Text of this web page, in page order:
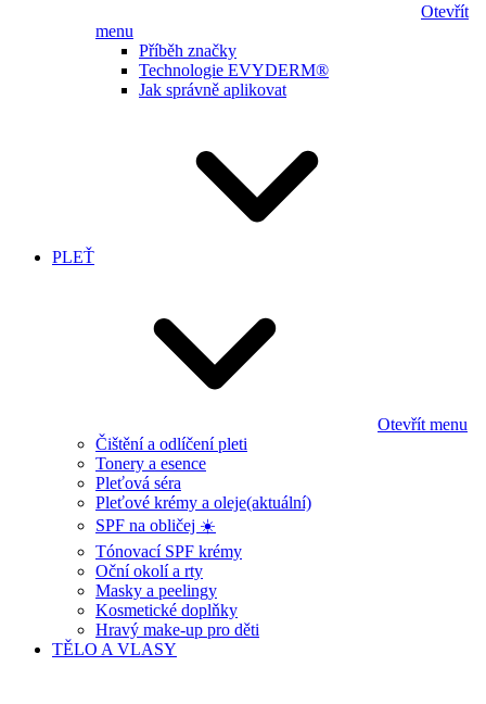
Otevřít
menu
Příběh značky
Technologie EVYDERM®
Jak správně aplikovat
PLEŤ
Otevřít menu
Čištění a odlíčení pleti
Tonery a esence
Pleťová séra
Pleťové krémy a oleje(aktuální)
SPF na obličej ☀️
Tónovací SPF krémy
Oční okolí a rty
Masky a peelingy
Kosmetické doplňky
Hravý make-up pro děti
TĚLO A VLASY